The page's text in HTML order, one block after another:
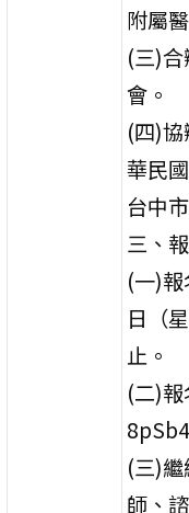
附屬
(三)
會。
(四)
華民
台中
三、
(一)
日（
止。
(二)
(三)
師、